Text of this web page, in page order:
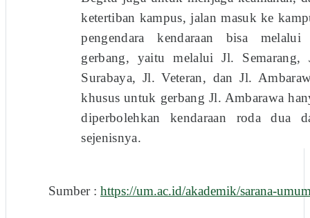
ketertiban kampus, jalan masuk ke
pengendara kendaraan bisa
gerbang, yaitu melalui Jl. Semarang,
Surabaya, Jl. Veteran, dan Jl.
khusus untuk gerbang Jl. Ambarawa
diperbolehkan kendaraan roda dua
sejenisnya.
Sumber : https://um.ac.id/akademik/sarana-